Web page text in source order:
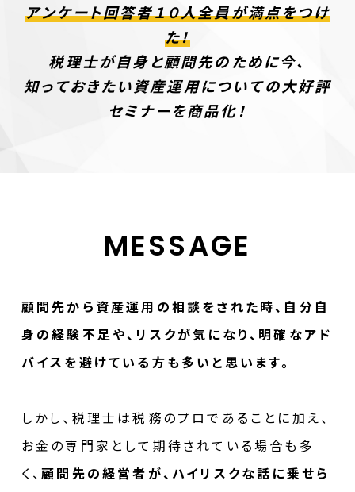
アンケート回答者１０人全員が満点をつけ
た！
税理士が自身と顧問先のために今、
知っておきたい資産運用についての大好評
セミナーを商品化！
MESSAGE
顧問先から資産運用の相談をされた時、自分自
身の経験不足や、リスクが気になり、明確なアド
バイスを避けている方も多いと思います。
しかし、税理士は税務のプロであることに加え、
お金の専門家として期待されている場合も多
く、顧問先の経営者が、ハイリスクな話に乗せら